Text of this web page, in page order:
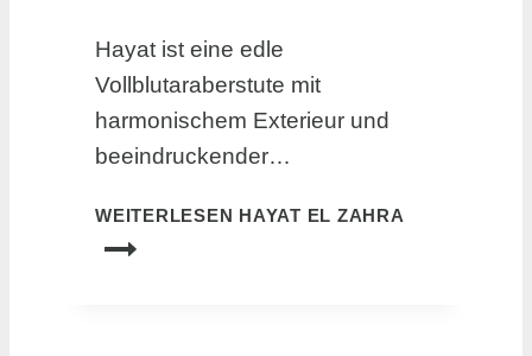
Hayat ist eine edle
Vollblutaraberstute mit
harmonischem Exterieur und
beeindruckender…
WEITERLESEN HAYAT EL ZAHRA